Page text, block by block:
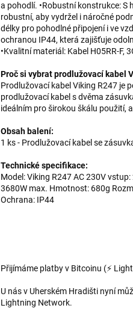
a pohodlí. •Robustní konstrukce: S
robustní, aby vydržel i náročné
délky pro pohodlné připojení i ve
ochranou IP44, která zajišťuje
•Kvalitní materiál: Kabel H05RR-F,
Proč si vybrat prodlužovací kabel
Prodlužovací kabel Viking R247 je
prodlužovací kabel s dvěma
ideálním pro širokou škálu použití,
Obsah balení:
1 ks - Prodlužovací kabel se
Technické specifikace:
Model: Viking R247 AC 230V
3680W max. Hmotnost: 680g
Ochrana: IP44
Přijímáme platby v Bitcoinu (⚡
U nás v Uherském Hradišti nyní
Lightning Network.